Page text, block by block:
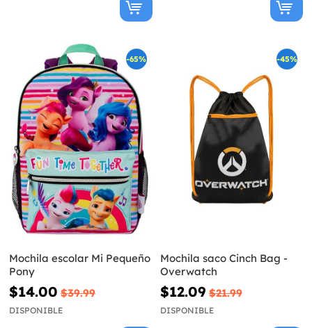
-65%
Mochila escolar Mi Pequeño
Pony
$14.00 $39.99
DISPONIBLE
-45%
Mochila saco Cinch Bag -
Overwatch
$12.09 $21.99
DISPONIBLE